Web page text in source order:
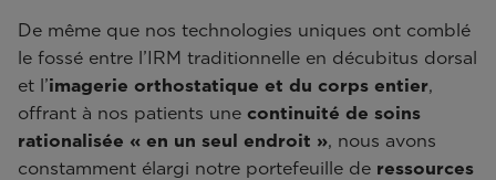
De même que nos technologies uniques ont comblé
le fossé entre l’IRM traditionnelle en décubitus dorsal
et l’imagerie orthostatique et du corps entier,
offrant à nos patients une continuité de soins
rationalisée « en un seul endroit », nous avons
constamment élargi notre portefeuille de ressources